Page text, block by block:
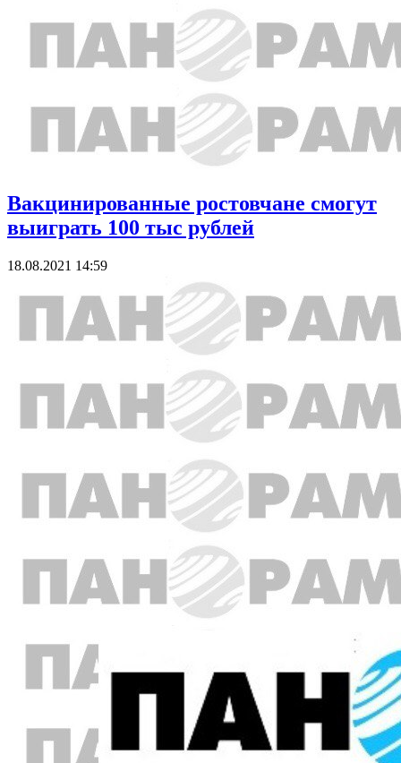
Вакцинированные ростовчане смогут
выиграть 100 тыс рублей
18.08.2021 14:59